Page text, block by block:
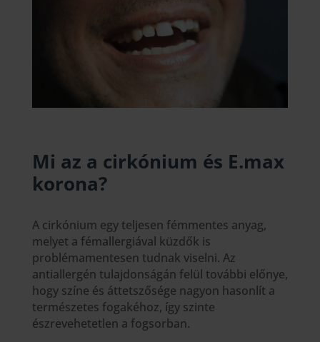
Mi az a cirkónium és E.max
korona?
A cirkónium egy teljesen fémmentes anyag,
melyet a fémallergiával küzdők is
problémamentesen tudnak viselni. Az
antiallergén tulajdonságán felül további előnye,
hogy színe és áttetszősége nagyon hasonlít a
természetes fogakéhoz, így szinte
észrevehetetlen a fogsorban.